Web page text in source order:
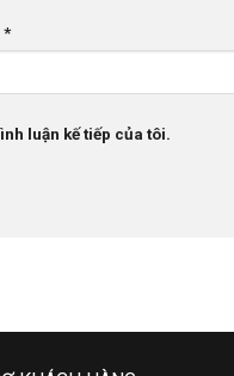
*
luận kế tiếp của tôi.